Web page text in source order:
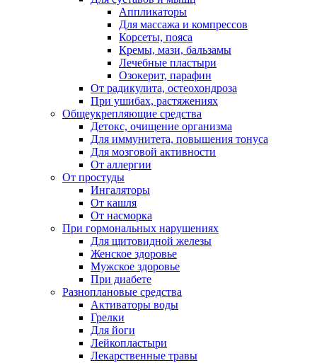
Аппликаторы
Для массажа и компрессов
Корсеты, пояса
Кремы, мази, бальзамы
Лечебные пластыри
Озокерит, парафин
От радикулита, остеохондроза
При ушибах, растяжениях
Общеукрепляющие средства
Детокс, очищение организма
Для иммунитета, повышения тонуса
Для мозговой активности
От аллергии
От простуды
Ингаляторы
От кашля
От насморка
При гормональных нарушениях
Для щитовидной железы
Женское здоровье
Мужское здоровье
При диабете
Разноплановые средства
Активаторы воды
Грелки
Для йоги
Лейкопластыри
Лекарственные травы